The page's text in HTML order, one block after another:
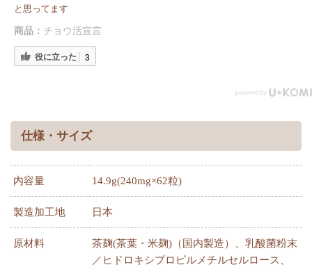
と思ってます
商品： チョウ活宣言
役に立った 3
仕様・サイズ
内容量 14.9g(240mg×62粒)
製造加工地 日本
原材料
茶麹(茶葉・米麹)（国内製造）、乳酸菌粉末
／ヒドロキシプロピルメチルセルロース、